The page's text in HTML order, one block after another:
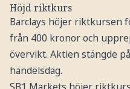
Höjd riktkurs
Barclays höjer riktkursen
från 400 kronor och
övervikt. Aktien stängde
handelsdag.